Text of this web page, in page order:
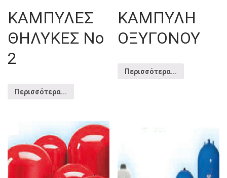
ΚΑΜΠΥΛΕΣ
ΘΗΛΥΚΕΣ Νο
2
Περισσότερα...
ΚΑΜΠΥΛΗ
ΟΞΥΓΟΝΟΥ
Περισσότερα...